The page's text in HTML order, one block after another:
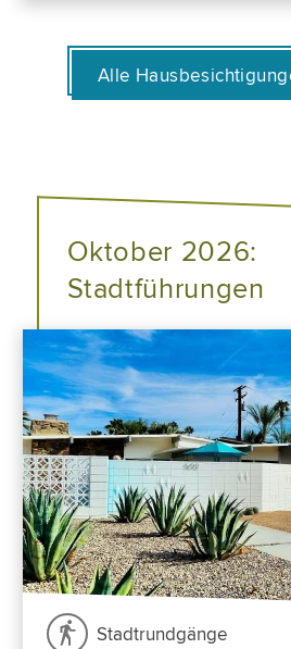
Alle
Oktober 2026:
Stadtführungen
Stadtrundgänge